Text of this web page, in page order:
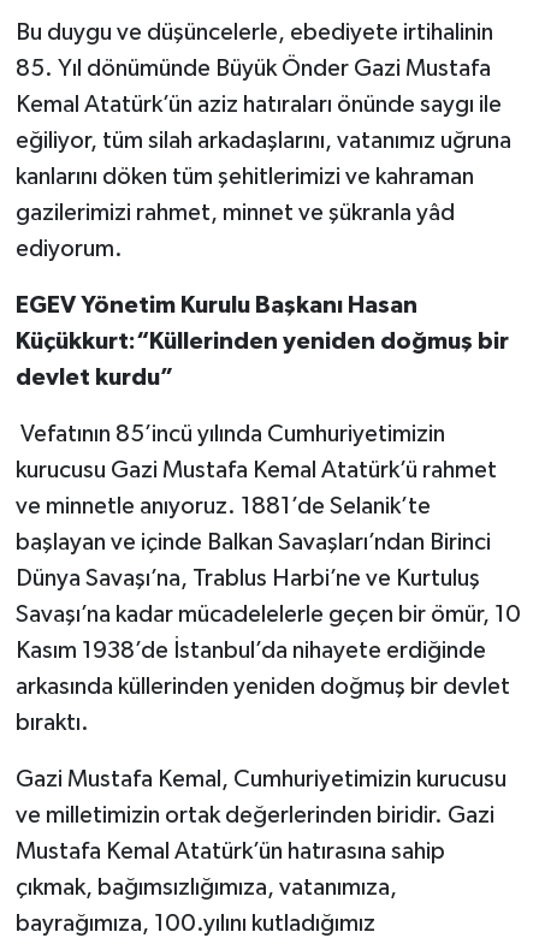
Bu duygu ve düşüncelerle, ebediyete irtihalinin
85. Yıl dönümünde Büyük Önder Gazi Mustafa
Kemal Atatürk’ün aziz hatıraları önünde saygı ile
eğiliyor, tüm silah arkadaşlarını, vatanımız uğruna
kanlarını döken tüm şehitlerimizi ve kahraman
gazilerimizi rahmet, minnet ve şükranla yâd
ediyorum.
EGEV Yönetim Kurulu Başkanı Hasan
Küçükkurt:“Küllerinden yeniden doğmuş bir
devlet kurdu”
Vefatının 85’incü yılında Cumhuriyetimizin
kurucusu Gazi Mustafa Kemal Atatürk’ü rahmet
ve minnetle anıyoruz. 1881’de Selanik’te
başlayan ve içinde Balkan Savaşları’ndan Birinci
Dünya Savaşı’na, Trablus Harbi’ne ve Kurtuluş
Savaşı’na kadar mücadelelerle geçen bir ömür, 10
Kasım 1938’de İstanbul’da nihayete erdiğinde
arkasında küllerinden yeniden doğmuş bir devlet
bıraktı.
Gazi Mustafa Kemal, Cumhuriyetimizin kurucusu
ve milletimizin ortak değerlerinden biridir. Gazi
Mustafa Kemal Atatürk’ün hatırasına sahip
çıkmak, bağımsızlığımıza, vatanımıza,
bayrağımıza, 100.yılını kutladığımız